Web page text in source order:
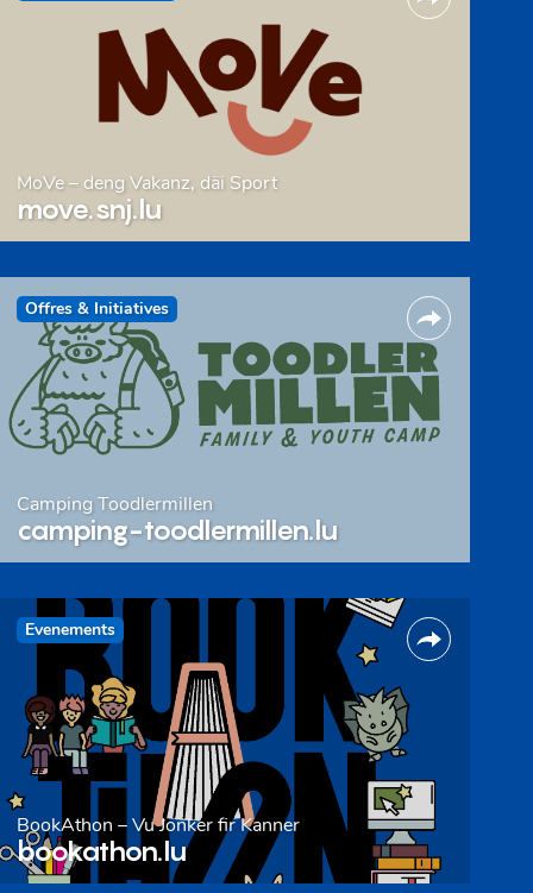
MoVe – deng Vakanz, däi Sport
move.snj.lu
Offres & Initiatives
Camping Toodlermillen
camping-toodlermillen.lu
Evenements
BookAthon – Vu Jonker fir Kanner
bookathon.lu